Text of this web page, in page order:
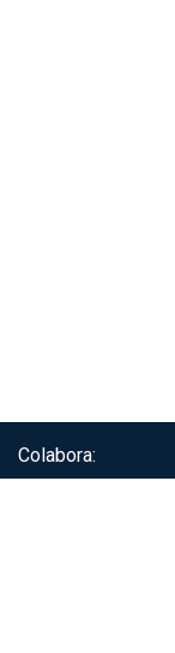
Colabora: